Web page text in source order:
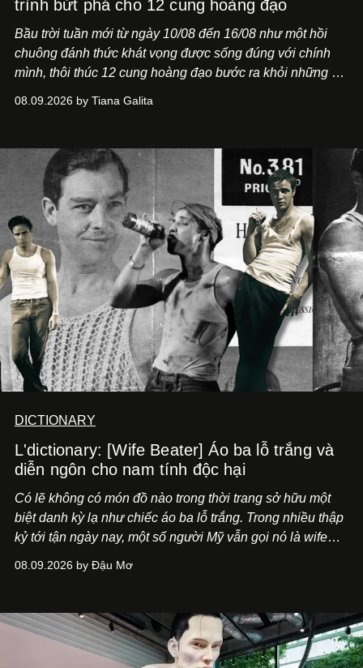
trình bứt phá cho 12 cung hoàng đạo
Bầu trời tuần mới từ ngày 10/08 đến 16/08 như một hồi
chuông đánh thức khát vọng được sống đúng với chính
mình, thôi thúc 12 cung hoàng đạo bước ra khỏi những vỏ
08.09.2026 by Tiana Galita
DICTIONARY
L'dictionary: [Wife Beater] Áo ba lỗ trắng và
diễn ngôn cho nam tính độc hại
Có lẽ không có món đồ nào trong thời trang sở hữu một
biệt danh kỳ lạ như chiếc áo ba lỗ trắng. Trong nhiều thập
kỷ tới tận ngày nay, một số người Mỹ vẫn gọi nó là wife
08.09.2026 by Đậu Mơ